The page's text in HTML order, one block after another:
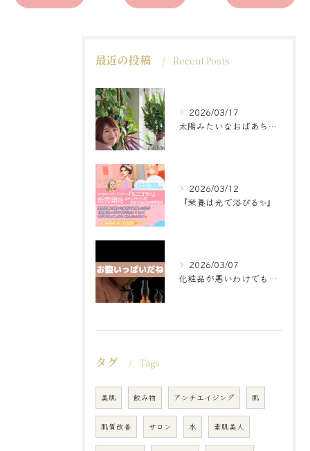
最近の投稿 Recent Posts
2026/03/17
太陽みたいなおばあちゃんに
2026/03/12
『栄養は光で浴びる✨』
2026/03/07
化粧品が悪いわけでもなく
タグ Tags
美肌 飲み物 アンチエイジング 肌
肌質改善 サロン 水 素肌美人